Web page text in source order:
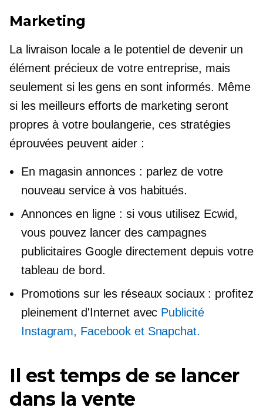
Marketing
La livraison locale a le potentiel de devenir un
élément précieux de votre entreprise, mais
seulement si les gens en sont informés. Même
si les meilleurs efforts de marketing seront
propres à votre boulangerie, ces stratégies
éprouvées peuvent aider :
En magasin annonces : parlez de votre
nouveau service à vos habitués.
Annonces en ligne : si vous utilisez Ecwid,
vous pouvez lancer des campagnes
publicitaires Google directement depuis votre
tableau de bord.
Promotions sur les réseaux sociaux : profitez
pleinement d'Internet avec Publicité
Instagram, Facebook et Snapchat.
Il est temps de se lancer
dans la vente